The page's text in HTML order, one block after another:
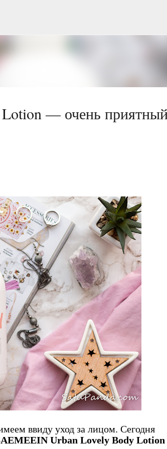
— очень
ввиду уход за лицом. Сегодня
Urban Lovely Body Lotion